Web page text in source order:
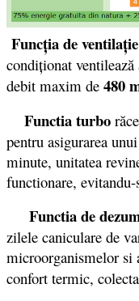
Funcţia de ventilaţie
condiţionat
debit maxim de 480
Functia turbo
pentru asigurarea
minute, unitatea
functionare,
Functia de
zilele caniculare de
microorganismelor si
confort termic,